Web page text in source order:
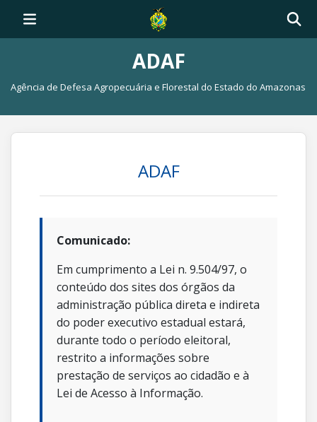
ADAF
Agência de Defesa Agropecuária e Florestal do Estado do Amazonas
ADAF
Comunicado:
Em cumprimento a Lei n. 9.504/97, o
conteúdo dos sites dos órgãos da
administração pública direta e indireta
do poder executivo estadual estará,
durante todo o período eleitoral,
restrito a informações sobre
prestação de serviços ao cidadão e à
Lei de Acesso à Informação.